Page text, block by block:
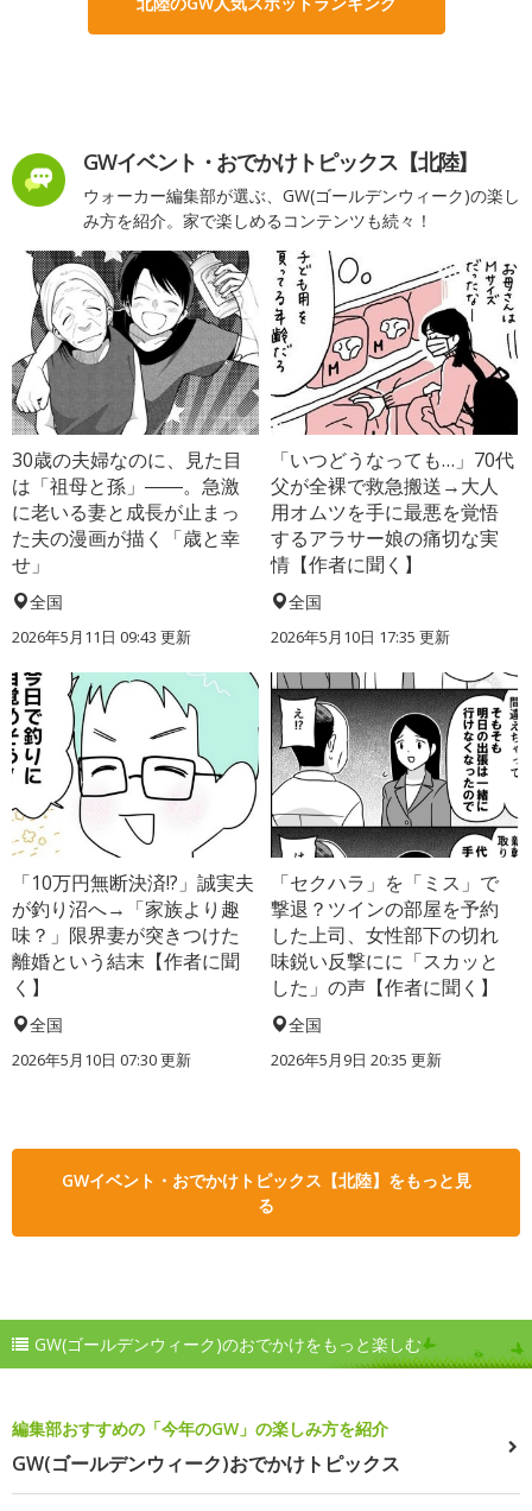
GWイベント・おでかけトピックス【北陸】
ウォーカー編集部が選ぶ、GW(ゴールデンウィーク)の楽し
み方を紹介。家で楽しめるコンテンツも続々！
30歳の夫婦なのに、見た目
は「祖母と孫」――。急激
に老いる妻と成長が止まっ
た夫の漫画が描く「歳と幸
せ」
全国
2026年5月11日 09:43 更新
「いつどうなっても…」70代
父が全裸で救急搬送→大人
用オムツを手に最悪を覚悟
するアラサー娘の痛切な実
情【作者に聞く】
全国
2026年5月10日 17:35 更新
「10万円無断決済!?」誠実夫
が釣り沼へ→「家族より趣
味？」限界妻が突きつけた
離婚という結末【作者に聞
く】
全国
2026年5月10日 07:30 更新
「セクハラ」を「ミス」で
撃退？ツインの部屋を予約
した上司、女性部下の切れ
味鋭い反撃にに「スカッと
した」の声【作者に聞く】
全国
2026年5月9日 20:35 更新
GWイベント・おでかけトピックス【北陸】をもっと見
る
GW(ゴールデンウィーク)のおでかけをもっと楽しむ
編集部おすすめの「今年のGW」の楽しみ方を紹介
GW(ゴールデンウィーク)おでかけトピックス